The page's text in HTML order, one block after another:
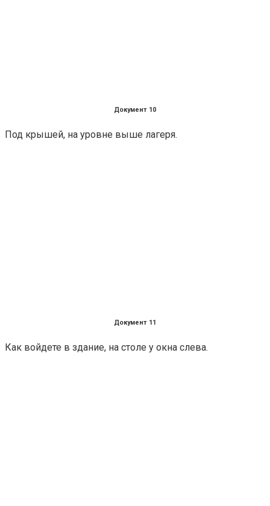
Документ 10
Под крышей, на уровне выше лагеря.
Документ 11
Как войдете в здание, на столе у окна слева.